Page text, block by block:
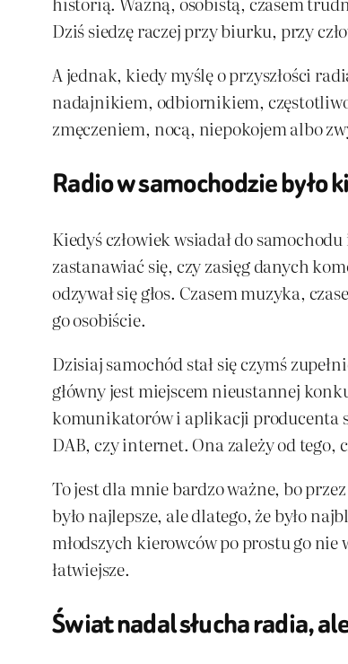
Dziś siedzę raczej przy biurku, przy
A jednak, kiedy myślę o przyszłości
nadajnikiem, odbiornikiem,
zmęczeniem, nocą, niepokojem albo
Radio w samochodzie było
Kiedyś człowiek wsiadał do
zastanawiać się, czy zasięg danych
odzywał się głos. Czasem muzyka,
go osobiście.
Dzisiaj samochód stał się czymś
główny jest miejscem nieustannej
komunikatorów i aplikacji producenta
DAB, czy internet. Ona zależy od tego,
To jest dla mnie bardzo ważne, bo
było najlepsze, ale dlatego, że było
młodszych kierowców po prostu go
łatwiejsze.
Świat nadal słucha radia,